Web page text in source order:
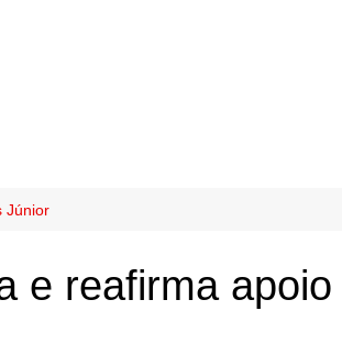
Júnior
e reafirma